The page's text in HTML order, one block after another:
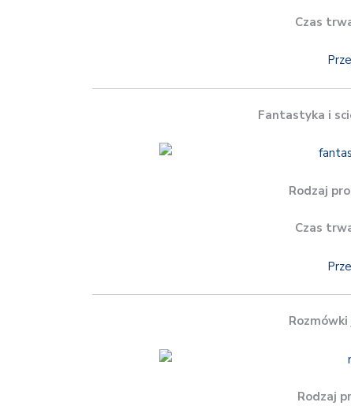
Czas
Fantastyka i
Rodzaj
Czas
Rodzaj